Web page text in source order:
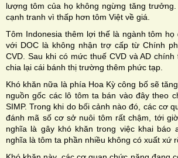
lượng tôm của họ không ngừng tăng
cạnh tranh vì thấp hơn tôm Việt về giá.
Tôm Indonesia thêm lợi thế là ngành tôm
với DOC là không nhận trợ cấp từ Chính
CVD. Sau khi có mức thuế CVD và AD
chia lại cái bánh thị trường thêm phức tạp.
Khó khăn nữa là phía Hoa Kỳ công bố sẽ
nguồn gốc các lô tôm ta bán vào đây theo
SIMP. Trong khi do bối cảnh nào đó, các cơ
đánh mã số cơ sở nuôi tôm rất chậm, tới
nghĩa là gây khó khăn trong việc khai báo
nghĩa là tôm ta phần nhiều không có xuất xứ